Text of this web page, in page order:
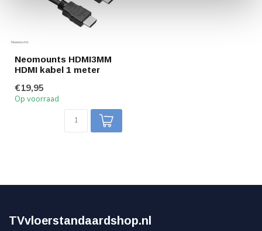
Neomounts HDMI3MM
HDMI kabel 1 meter
€19,95
Op voorraad
TVvloerstandaardshop.nl